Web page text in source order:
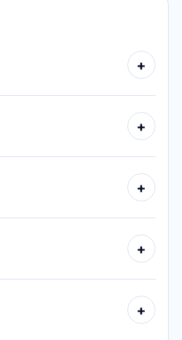
+
+
+
+
+